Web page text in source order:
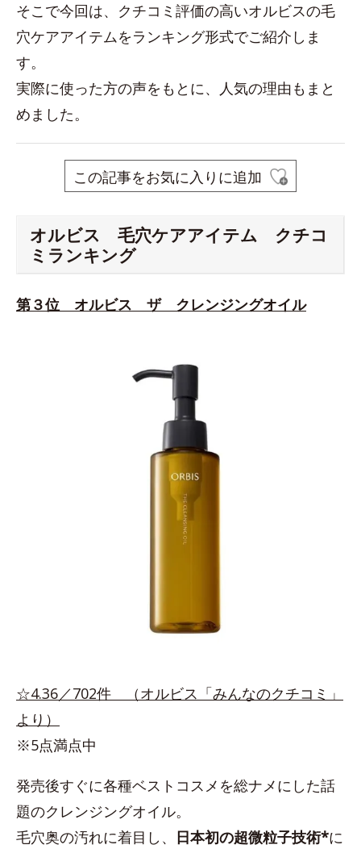
そこで今回は、クチコミ評価の高いオルビスの毛
穴ケアアイテムをランキング形式でご紹介しま
す。
実際に使った方の声をもとに、人気の理由もまと
めました。
この記事をお気に入りに追加
オルビス 毛穴ケアアイテム クチコ
ミランキング
第３位 オルビス ザ クレンジングオイル
☆4.36／702件 （オルビス「みんなのクチコミ」
より）
※5点満点中
発売後すぐに各種ベストコスメを総ナメにした話
題のクレンジングオイル。
毛穴奥の汚れに着目し、 日本初の超微粒子技術*に